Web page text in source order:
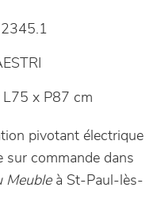
x P87 cm
pivotant électrique
sur commande dans
Meubleà St-Paul-lès-